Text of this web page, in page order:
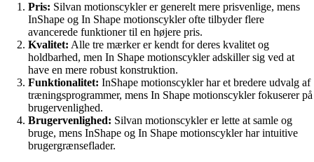
Pris: Silvan motionscykler er generelt mere prisvenlige, mens
InShape og In Shape motionscykler ofte tilbyder flere
avancerede funktioner til en højere pris.
Kvalitet: Alle tre mærker er kendt for deres kvalitet og
holdbarhed, men In Shape motionscykler adskiller sig ved at
have en mere robust konstruktion.
Funktionalitet: InShape motionscykler har et bredere udvalg af
træningsprogrammer, mens In Shape motionscykler fokuserer på
brugervenlighed.
Brugervenlighed: Silvan motionscykler er lette at samle og
bruge, mens InShape og In Shape motionscykler har intuitive
brugergrænseflader.